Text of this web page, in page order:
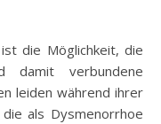
die Möglichkeit, die
damit verbundene
leiden während ihrer
als Dysmenorrhoe